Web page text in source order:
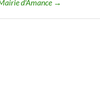
d'Amance →